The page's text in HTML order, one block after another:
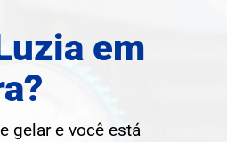
em
gelar e você está